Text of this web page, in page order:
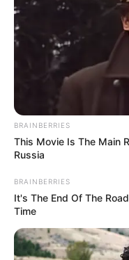
ΣΠΑΜΕ ΤΟ ΜΑΤΡΙΞ
BRAINBERRIES
This Movie Is The Main
Russia
BRAINBERRIES
It's The End Of The
Time